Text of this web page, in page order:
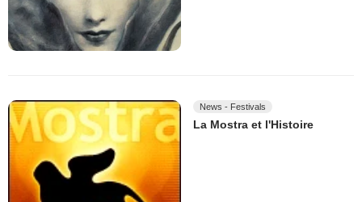
News - Festivals
La Mostra et l'Histoire